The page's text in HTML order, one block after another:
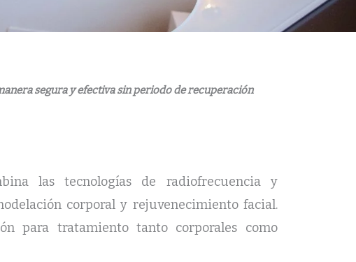
segura y efectiva sin periodo de recuperación
las tecnologías de radiofrecuencia y
corporal y rejuvenecimiento facial.
para tratamiento tanto corporales como